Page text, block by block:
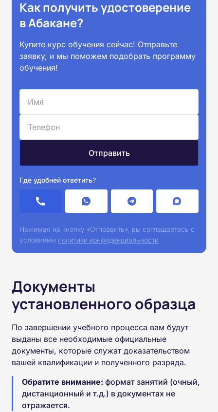
Как получить удостоверение
в Абакане?
Купите курс обучения сейчас! Отправьте
заявку, и мы поможем подобрать программу
обучения!
Где удобней ответить?
Нажимая на кнопку «Отправить», вы соглашаетесь с
условиями политики конфиденциальности
Документы
установленного образца
По завершении учебного процесса вам будут
выданы все необходимые официальные
документы, которые служат доказательством
вашей квалификации и полученного разряда.
Обратите внимание: формат занятий (очный,
дистанционный и т.д.) в документах не
отражается.